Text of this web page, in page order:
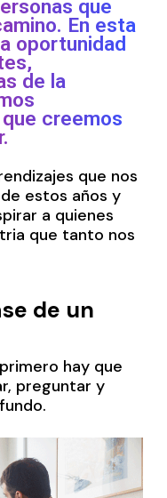
que
En esta
oportunidad
de la
creemos
que nos
estos años y
a quienes
que tanto nos
de un
hay que
preguntar y